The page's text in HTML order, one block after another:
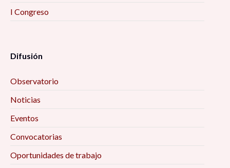
I Congreso
Difusión
Observatorio
Noticias
Eventos
Convocatorias
Oportunidades de trabajo